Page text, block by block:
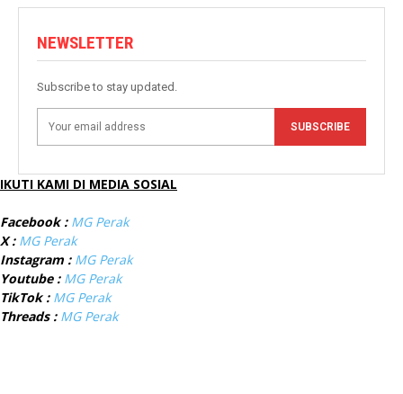
NEWSLETTER
Subscribe to stay updated.
SUBSCRIBE
IKUTI KAMI DI MEDIA SOSIAL
Facebook : MG Perak
X : MG Perak
Instagram : MG Perak
Youtube : MG Perak
TikTok : MG Perak
Threads : MG Perak